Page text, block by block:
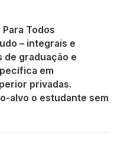
Todos
– integrais e
de graduação e
em
privadas.
alvo o estudante sem